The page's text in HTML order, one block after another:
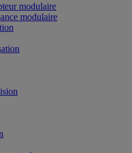
modulaire
modulaire